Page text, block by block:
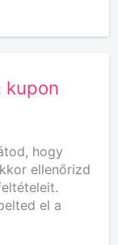
kupon
hogy
ellenőrizd
el a